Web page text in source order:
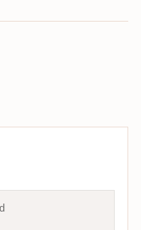
Mehrere
holzig im Abgang,
getrockneten